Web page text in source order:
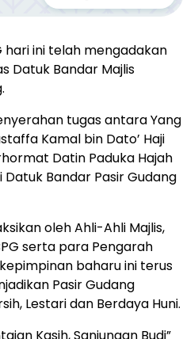
hari ini telah mengadakan
Datuk Bandar Majlis
tugas antara Yang
Kamal bin Dato’ Haji
Datin Paduka Hajah
Bandar Pasir Gudang
oleh Ahli-Ahli Majlis,
serta para Pengarah
baharu ini terus
Pasir Gudang
Lestari dan Berdaya Huni.